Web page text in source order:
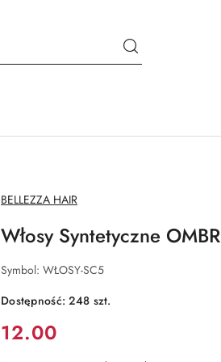
NAZWA
PRODUCENTA:
BELLEZZA HAIR
Włosy Syntetyczne
Symbol: WŁOSY-SC5
Dostępność:248 szt.
Cena:
12.00